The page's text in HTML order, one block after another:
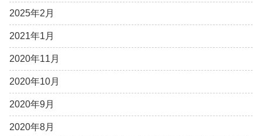
2025年2月
2021年1月
2020年11月
2020年10月
2020年9月
2020年8月